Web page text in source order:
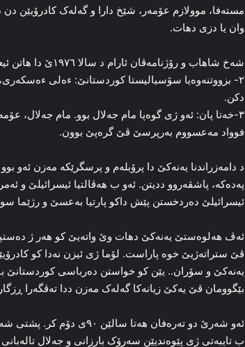
مسته‌فا، موولازم عۆمه‌ر، شێخ دارا و گه‌له‌ک کادرۆیێن
وان یا دزی دهات.
شه‌خ شاهاب و رۆژنامەڤان ئارام د سالا ۱۹۷٦ێ دا هاتن ئیعدام کرن.
۲- بزووتنەوه‌یا سۆسیالیستا کوردستانێ: ءه‌لی
دکن.
۳-خه‌تا پان: ئه‌و ژی گوەپا مام جه‌لال بوو. مام جه‌لال،
فوواد مەعسووم به‌رپرسێ ڤێ گرەپێ بوون.
د دامه‌زراندنا یەنەکێ دا پرۆبله‌م و پرسگرێکه‌ مه‌زن ئه‌و
پەدەکە، پاشڤه‌روو ددیتن. ئه‌و ب هه‌ڤالتیا ئیسرائیلێ و
ئیسرائیلێ ده‌ردخستن پێش داکو پارتیا بەعسێ و رژێما
ئه‌ڤ هەلوەستێ یەنەکێ دهات وێ واته‌یێ کو هەر ژ
ڤێ ستراته‌ژیێ خوه‌ پاراست. لۆما ژی ئیزن نه‌دا کو
یەنەکێ و سۆران.. یێن کو خواستن ده‌رباسی کوردستانێ
بێگوومان ڤێ یه‌کێ زیانەکا گەلەک مه‌زن ددا ته‌ڤگه‌را
ئه‌و شه‌رێ دو تەره‌فان هه‌تا
ب تایبه‌تی ژی پێوه‌ندیێن سه‌رۆک بارزانی و جه‌لال